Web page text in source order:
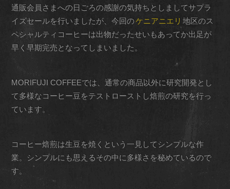
通販会員さまへの日ごろの感謝の気持ちとしましてサプラ
イズセールを行いましたが、今回のケニアニエリ 地区のス
ペシャルティコーヒーは出物だったせいもあってか出足が
早く早期完売となってしまいました。
MORIFUJI COFFEEでは、通常の商品以外に研究開発とし
て多様なコーヒー豆をテストローストし焙煎の研究を行っ
ています。
コーヒー焙煎は生豆を焼くという一見してシンプルな作
業。シンプルにも思えるその中に多様さを秘めているので
す。